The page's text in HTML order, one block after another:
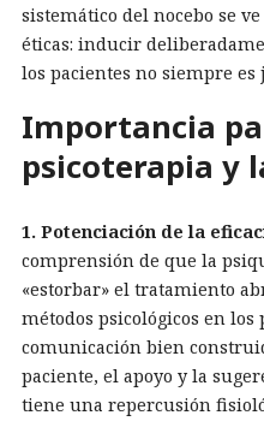
sistemático del nocebo se
éticas: inducir
los pacientes no siempre
Importancia
psicoterapia y
1. Potenciación de la
comprensión de que la
«estorbar» el tratamiento
métodos psicológicos en los
comunicación bien
paciente, el apoyo y la
tiene una repercusión